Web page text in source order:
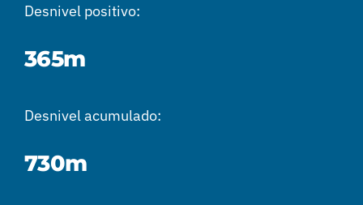
Desnivel positivo:
365m
Desnivel acumulado:
730m